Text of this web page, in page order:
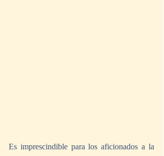
Es imprescindible para los aficionados a la